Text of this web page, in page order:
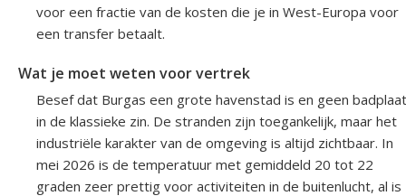
voor een fractie van de kosten die je in West-Europa voor
een transfer betaalt.
Wat je moet weten voor vertrek
Besef dat Burgas een grote havenstad is en geen
in de klassieke zin. De stranden zijn toegankelijk, maar het
industriële karakter van de omgeving is altijd zichtbaar. In
mei 2026 is de temperatuur met gemiddeld 20 tot 22
graden zeer prettig voor activiteiten in de buitenlucht, al is